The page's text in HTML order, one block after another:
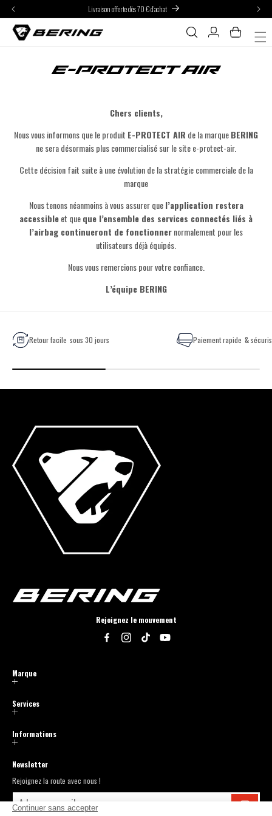
Livraison offerte dès 70 € d'achat
Connexion Panier
E-Protect Air
Chers clients,
Nous vous informons que le produit E-PROTECT AIR de la marqueBERING
ne sera désormais plus commercialisé sur le site e-protect-air.
Cette décision fait suite à une évolution de la stratégie commerciale de la
marque
Nous tenons néanmoins à vous assurer quel’application restera
accessibleet queque l’ensemble des services connectés liés à
l’airbag continueront de fonctionnernormalement pour les
utilisateurs déjà équipés.
Nous vous remercions pour votre confiance.
L’équipe BERING
Retour facile sous 30 jours Paiement rapide &
Rejoignez le mouvement
FacebookInstagramTikTok YouTube
Marque
Services
Informations
Newsletter
Rejoignez la route avec nous !
Adresse e-mail